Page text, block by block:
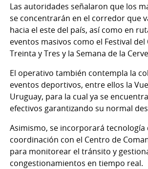
Las autoridades señalaron que los
se concentrarán en el corredor que
hacia el este del país, así como en
eventos masivos como el Festival del
Treinta y Tres y la Semana de la
El operativo también contempla la
eventos deportivos, entre ellos la
Uruguay, para la cual ya se
efectivos garantizando su normal
Asimismo, se incorporará tecnología
coordinación con el Centro de
para monitorear el tránsito y
congestionamientos en tiempo real.